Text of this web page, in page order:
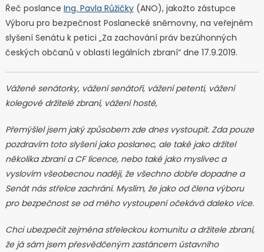
Řeč poslance Ing. Pavla Růžičky(ANO), jakožto zástupce
Výboru pro bezpečnost Poslanecké sněmovny, na veřejném
slyšení Senátu k petici „Za zachování práv bezúhonných
českých občanů v oblasti legálních zbraní“ dne 17.9.2019.
Vážené senátorky, vážení senátoři, vážení petenti, vážení
kolegové držitelé zbraní, vážení hosté,
Přemýšlel jsem jaký způsobem zde dnes vystoupit. Zda pouze
pozdravím toto slyšení jako poslanec, ale také jako držitel
několika zbraní a CF licence, nebo také jako myslivec a
vyslovím všeobecnou naději, že všechno dobře dopadne a
Senát nás střelce zachrání. Myslím, že jako od člena výboru
pro bezpečnost se od mého vystoupení očekává daleko více.
Chci ubezpečit zejména střeleckou komunitu a držitele zbraní,
že já sám jsem přesvědčeným zastáncem ústavního